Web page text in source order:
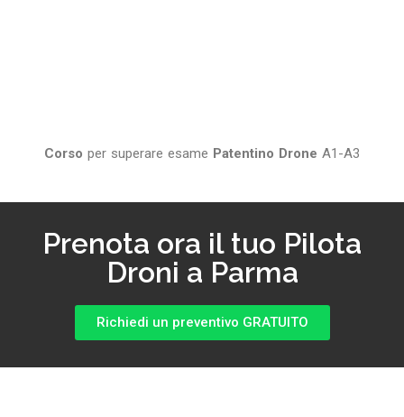
Corso per superare esame Patentino Drone A1-A3
Prenota ora il tuo Pilota
Droni a Parma
Richiedi un preventivo GRATUITO